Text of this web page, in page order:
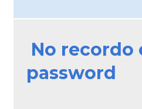
No recordo
password